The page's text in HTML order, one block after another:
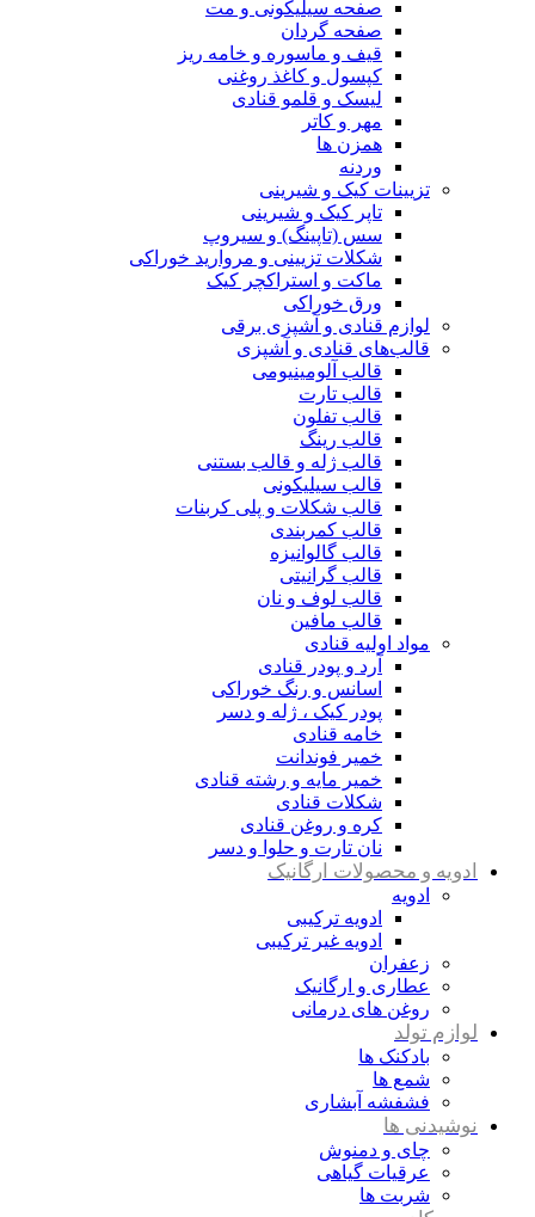
صفحه سیلیکونی و مت
صفحه گردان
قیف و ماسوره و خامه ریز
کپسول و کاغذ روغنی
لیسک و قلمو قنادی
مهر و کاتر
همزن ها
وردنه
تزیینات کیک و شیرینی
تاپر کیک و شیرینی
سس (تاپینگ) و سیروپ
شکلات تزیینی و مروارید خوراکی
ماکت و استراکچر کیک
ورق خوراکی
لوازم قنادی و آشپزی برقی
قالب‌های قنادی و آشپزی
قالب آلومینیومی
قالب تارت
قالب تفلون
قالب رینگ
قالب ژله و قالب بستنی
قالب سیلیکونی
قالب شکلات و پلی کربنات
قالب کمربندی
قالب گالوانیزه
قالب گرانیتی
قالب لوف و نان
قالب مافین
مواد اولیه قنادی
آرد و پودر قنادی
اسانس و رنگ خوراکی
پودر کیک ، ژله و دسر
خامه قنادی
خمیر فوندانت
خمیر مایه و رشته قنادی
شکلات قنادی
کره و روغن قنادی
نان تارت و حلوا و دسر
ادویه و محصولات ارگانیک
ادویه
ادویه ترکیبی
ادویه غیر ترکیبی
زعفران
عطاری و ارگانیک
روغن های درمانی
لوازم تولد
بادکنک ها
شمع ها
فشفشه آبشاری
نوشیدنی ها
چای و دمنوش
عرقیات گیاهی
شربت ها